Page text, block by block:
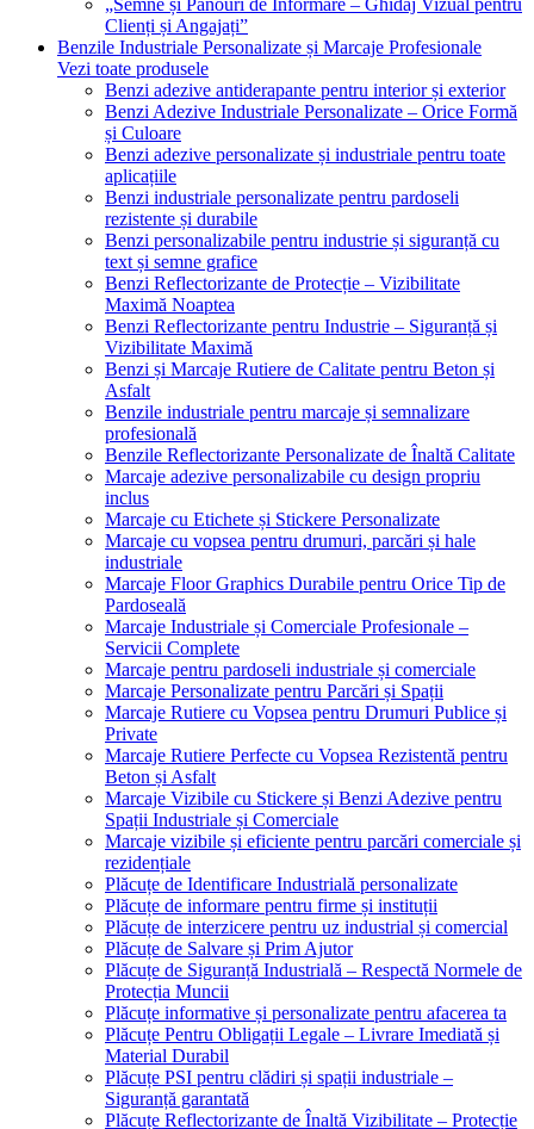
„Semne și Panouri de Informare – Ghidaj Vizual pentru
Clienți și Angajați”
Benzile Industriale Personalizate și Marcaje Profesionale
Vezi toate produsele
Benzi adezive antiderapante pentru interior și exterior
Benzi Adezive Industriale Personalizate – Orice Formă
și Culoare
Benzi adezive personalizate și industriale pentru toate
aplicațiile
Benzi industriale personalizate pentru pardoseli
rezistente și durabile
Benzi personalizabile pentru industrie și siguranță cu
text și semne grafice
Benzi Reflectorizante de Protecție – Vizibilitate
Maximă Noaptea
Benzi Reflectorizante pentru Industrie – Siguranță și
Vizibilitate Maximă
Benzi și Marcaje Rutiere de Calitate pentru Beton și
Asfalt
Benzile industriale pentru marcaje și semnalizare
profesională
Benzile Reflectorizante Personalizate de Înaltă Calitate
Marcaje adezive personalizabile cu design propriu
inclus
Marcaje cu Etichete și Stickere Personalizate
Marcaje cu vopsea pentru drumuri, parcări și hale
industriale
Marcaje Floor Graphics Durabile pentru Orice Tip de
Pardoseală
Marcaje Industriale și Comerciale Profesionale –
Servicii Complete
Marcaje pentru pardoseli industriale și comerciale
Marcaje Personalizate pentru Parcări și Spații
Marcaje Rutiere cu Vopsea pentru Drumuri Publice și
Private
Marcaje Rutiere Perfecte cu Vopsea Rezistentă pentru
Beton și Asfalt
Marcaje Vizibile cu Stickere și Benzi Adezive pentru
Spații Industriale și Comerciale
Marcaje vizibile și eficiente pentru parcări comerciale și
rezidențiale
Plăcuțe de Identificare Industrială personalizate
Plăcuțe de informare pentru firme și instituții
Plăcuțe de interzicere pentru uz industrial și comercial
Plăcuțe de Salvare și Prim Ajutor
Plăcuțe de Siguranță Industrială – Respectă Normele de
Protecția Muncii
Plăcuțe informative și personalizate pentru afacerea ta
Plăcuțe Pentru Obligații Legale – Livrare Imediată și
Material Durabil
Plăcuțe PSI pentru clădiri și spații industriale –
Siguranță garantată
Plăcuțe Reflectorizante de Înaltă Vizibilitate – Protecție